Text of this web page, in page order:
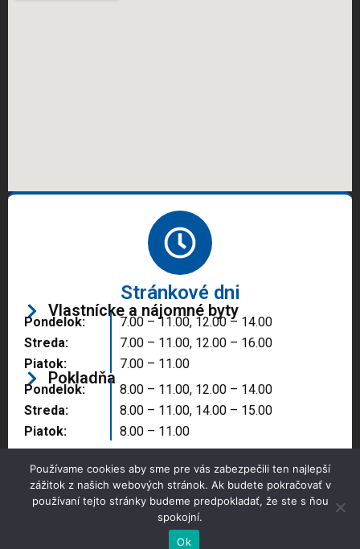
Stránkové dni
Vlastnícke a nájomné byty
Pondelok:
Streda:
Piatok:
7.00 – 11.00, 12.00 – 14.00
7.00 – 11.00, 12.00 – 16.00
7.00 – 11.00
Pokladňa
Pondelok:
Streda:
Piatok:
8.00 – 11.00, 12.00 – 14.00
8.00 – 11.00, 14.00 – 15.00
8.00 – 11.00
Copyright © 2025 Správa majetku mesta, n.o.,
Partizánske
Používame cookies aby sme pre vás zabezpečili ten najlepší
zážitok z našich webových stránok. Ak budete pokračovať v
používaní tejto stránky budeme predpokladať, že ste s ňou
spokojní.
Ok